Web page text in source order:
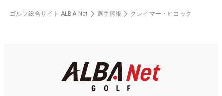
ゴルフ総合サイト ALBA Net 選手情報 クレイマー・ヒコック